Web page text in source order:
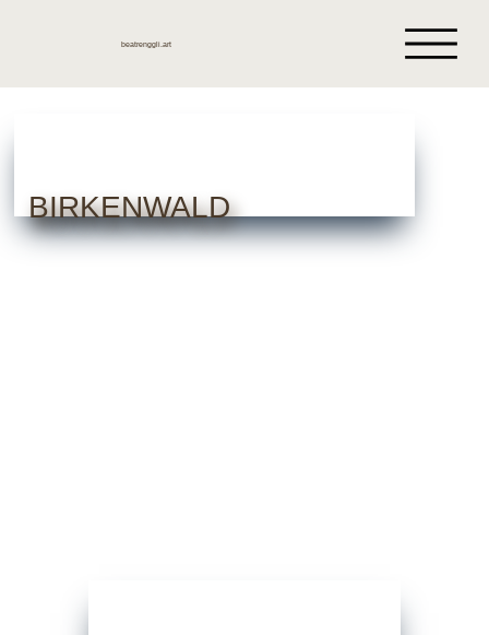
beatrenggli.art
BIRKENWALD